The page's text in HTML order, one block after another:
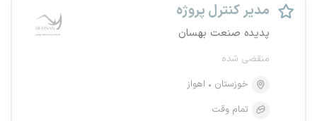
مدیر کنترل پروژه
پدیده صنعت بهسان
منقضی شده
خوزستان
اهواز
تمام وقت